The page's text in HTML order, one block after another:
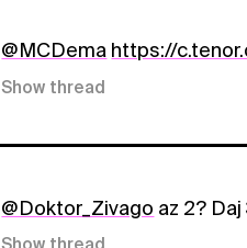
@MCDema https://
Show thread
@Doktor_Zivago az 2? Daj